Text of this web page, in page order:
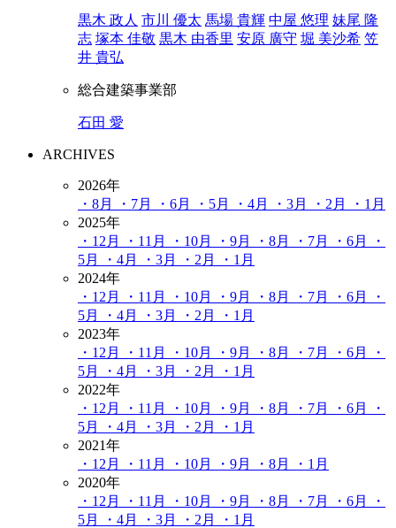
黒木 政人 市川 優太 馬場 貴輝 中屋 悠理 妹尾 隆
志 塚本 佳敬 黒木 由香里 安原 廣守 堀 美沙希 笠
井 貴弘
総合建築事業部
石田 愛
ARCHIVES
2026年
・8月
・7月 ・6月 ・5月 ・4月 ・3月 ・2月
・1月
2025年
・12月
・11月 ・10月 ・9月 ・8月 ・7月 ・6月
・
5月
・4月 ・3月 ・2月
・1月
2024年
・12月
・11月 ・10月 ・9月 ・8月 ・7月 ・6月
・
5月
・4月 ・3月 ・2月
・1月
2023年
・12月
・11月 ・10月 ・9月 ・8月 ・7月 ・6月
・
5月
・4月 ・3月 ・2月
・1月
2022年
・12月
・11月 ・10月 ・9月 ・8月 ・7月 ・6月
・
5月
・4月 ・3月 ・2月
・1月
2021年
・12月
・11月 ・10月 ・9月 ・8月
・1月
2020年
・12月
・11月 ・10月 ・9月 ・8月 ・7月 ・6月
・
5月
・4月 ・3月 ・2月
・1月